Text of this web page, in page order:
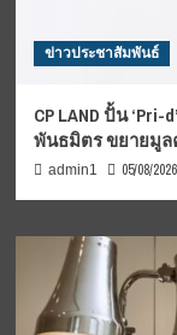
ข่าวประชาสัมพันธ์
CP LAND ปั้น
พันธมิตร ขยายมูล
admin1 05/08/2026